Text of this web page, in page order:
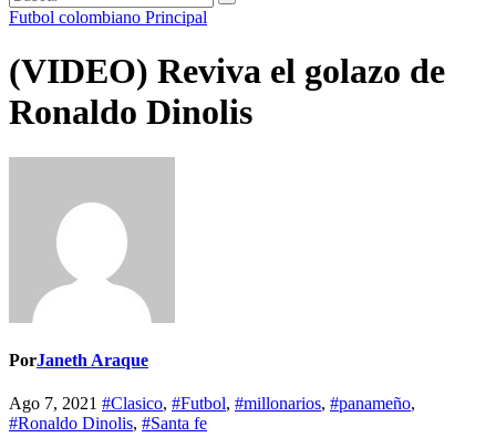
Futbol colombiano Principal
(VIDEO) Reviva el golazo de
Ronaldo Dinolis
PorJaneth Araque
Ago 7, 2021 #Clasico, #Futbol, #millonarios, #panameño,
#Ronaldo Dinolis, #Santa fe